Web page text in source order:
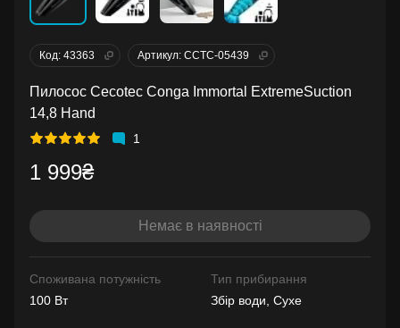
Код: 43363 Артикул: CCTC-05439
Пилосос Cecotec Conga Immortal ExtremeSuction
14,8 Hand
1
1 999₴
Немає в наявності
Споживана потужність
100 Вт
Тип прибирання
Збір води, Сухе